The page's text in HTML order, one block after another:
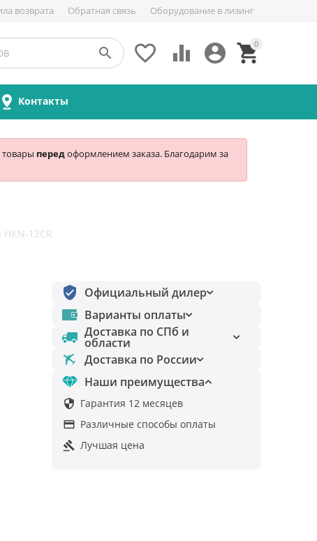
возврата Обратная связь Оборудование в лизинг
0


 

Контакты
товары передоформлением заказа. Благодарим за
12CR
Официальный дилер
Варианты оплаты
Доставка по СПб и
области
Доставка по России
Наши преимущества
 Гарантия 12 месяцев
 Различные способы оплаты
 Лучшая цена